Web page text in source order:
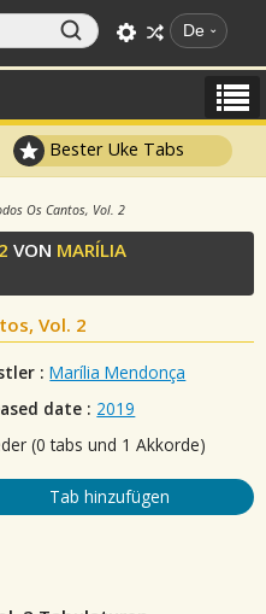
De
Bester Uke Tabs
Os Cantos, Vol. 2
VON MARÍLIA
Vol. 2
: Marília Mendonça
date : 2019
(0 tabs und 1 Akkorde)
Tab hinzufügen